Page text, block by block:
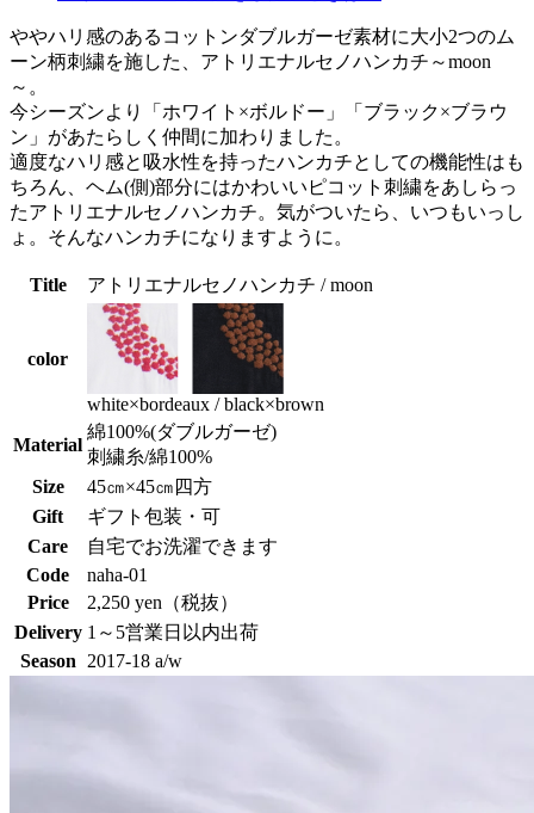
ややハリ感のあるコットンダブルガーゼ素材に大小2つのム
ーン柄刺繍を施した、アトリエナルセノハンカチ～moon
～。
今シーズンより「ホワイト×ボルドー」「ブラック×ブラウ
ン」があたらしく仲間に加わりました。
適度なハリ感と吸水性を持ったハンカチとしての機能性はも
ちろん、ヘム(側)部分にはかわいいピコット刺繍をあしらっ
たアトリエナルセノハンカチ。気がついたら、いつもいっし
ょ。そんなハンカチになりますように。
Title アトリエナルセノハンカチ / moon
color
white×bordeaux / black×brown
Material
綿100%(ダブルガーゼ)
刺繍糸/綿100%
Size
45㎝×45㎝四方
Gift
ギフト包装・可
Care
自宅でお洗濯できます
Code
naha-01
Price
2,250 yen（税抜）
Delivery 1～5営業日以内出荷
Season
2017-18 a/w